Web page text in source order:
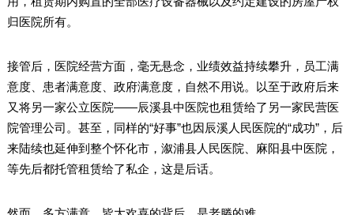
归医院所有。
接管后，医院经营方面，毫无悬念，业绩效益持续攀升，员工满
意度、患者满意度、政府满意度，自然不用说。以至于政府后来
又将另一家公立医院——辰溪县中医院也租赁给了另一家民营医
院管理公司。甚至，同样的“好事”也因辰溪人民医院的“成功”，后
来陆续也延伸到整个怀化市，溆浦县人民医院、麻阳县中医院，
等先后都托管租赁给了私企，这是后话。